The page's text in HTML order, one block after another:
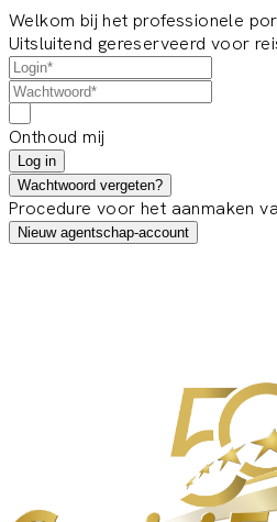
Welkom bij het professionele
Uitsluitend gereserveerd voor
Onthoud mij
Log in
Wachtwoord vergeten?
Procedure voor het aanmaken
Nieuw agentschap-account